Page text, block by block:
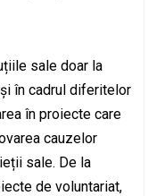
sale doar la
în cadrul diferitelor
în proiecte care
cauzelor
sale. De la
de voluntariat,